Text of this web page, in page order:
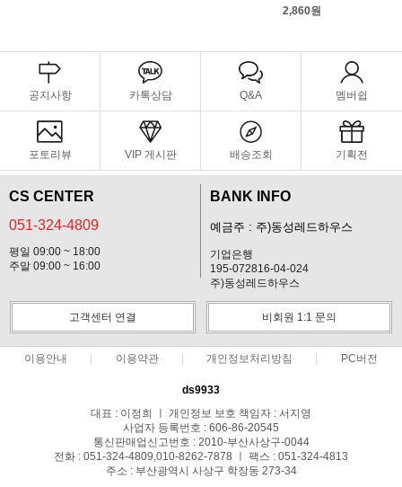
2,860원
공지사항 카톡상담 Q&A 멤버쉽
포토리뷰 VIP 게시판 배송조회 기획전
CS CENTER
051-324-4809
평일 09:00 ~ 18:00
주말 09:00 ~ 16:00
BANK INFO
예금주 : 주)동성레드하우스
기업은행
195-072816-04-024
주)동성레드하우스
고객센터 연결 비회원 1:1 문의
이용안내 이용약관 개인정보처리방침 PC버전
ds9933
대표 : 이정희 ㅣ 개인정보 보호 책임자 : 서지영
사업자 등록번호 : 606-86-20545
통신판매업신고번호 : 2010-부산사상구-0044
전화 : 051-324-4809,010-8262-7878 ㅣ 팩스 : 051-324-4813
주소 : 부산광역시 사상구 학장동 273-34